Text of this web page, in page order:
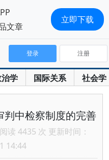
学 国际关系 社会学
登录 注册
判中检察制度的完善
读 4435 次 更新时间：
14:44
文章
立即下载